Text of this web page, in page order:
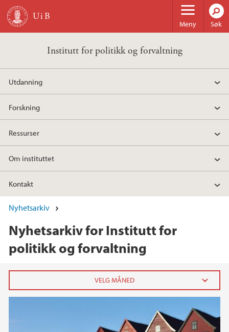
Hopp til hovedinnhold
Meny Søk
Institutt for politikk og forvaltning
Utdanning
Forskning
Ressurser
Om instituttet
Kontakt
Nyhetsarkiv
Nyhetsarkiv for Institutt for
politikk og forvaltning
mai (2)